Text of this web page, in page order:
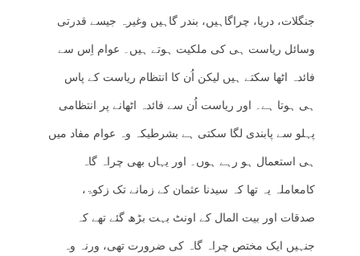
جنگلات، دریا، چراگاہیں، بندر گاہیں وغیرہ جیسے قدرتی
وسائل ریاست ہی کی ملکیت ہوتے ہیں۔ عوام اِس سے
فائدہ اٹھا سکتے ہیں لیکن اُن کا انتظام ریاست کے پاس
ہی ہوتا ہے۔ اور ریاست اُن سے فائدہ اٹھانے پر انتظامی
پہلو سے پابندی لگا سکتی ہے بشرطیکہ وہ عوام مفاد میں
ہی استعمال ہو رہے ہوں۔ اور یہاں بھی چراہ گاہ
کامعاملہ یہ تھا کہ سیدنا عثمان کے زمانے تک زکوۃ،
صدقات اور بیت المال کے اونٹ بہت بڑھ گئے تھے کہ
جنہیں ایک مختص چراہ گاہ کی ضرورت تھی، ورنہ وہ